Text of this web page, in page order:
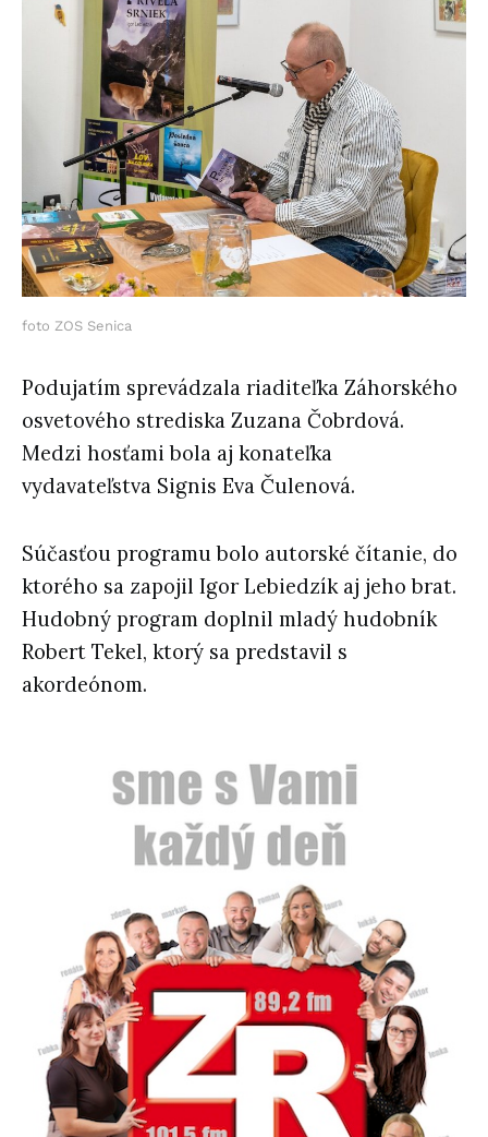
foto ZOS Senica
Podujatím sprevádzala riaditeľka Záhorského
osvetového strediska Zuzana Čobrdová.
Medzi hosťami bola aj konateľka
vydavateľstva Signis Eva Čulenová.
Súčasťou programu bolo autorské čítanie, do
ktorého sa zapojil Igor Lebiedzík aj jeho brat.
Hudobný program doplnil mladý hudobník
Robert Tekel, ktorý sa predstavil s
akordeónom.